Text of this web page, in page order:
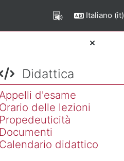
Italiano ‎(it)‎
Didattica
Didattica
d'esame
Orario delle lezioni
Propedeuticità
Documenti
Calendario didattico